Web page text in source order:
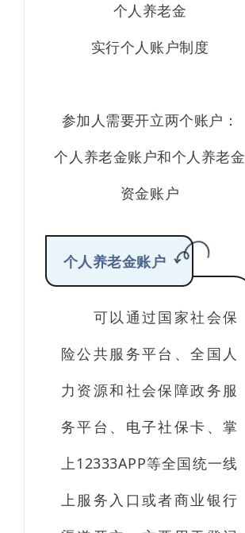
个人养老金
实行个人账户制度
参加人需要开立两个账户：
个人养老金账户和个人养老金
资金账户
个人养老金账户
可以通过国家社会保
险公共服务平台、全国人
力资源和社会保障政务服
务平台、 电子社保卡 、掌
上12333APP等全国统一线
上服务入口或者商业银行